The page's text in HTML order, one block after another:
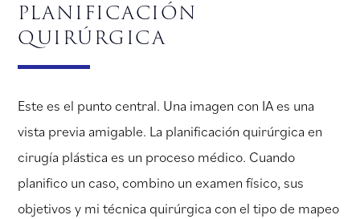
planificación
quirúrgica
Este es el punto central. Una imagen con IA es una
vista previa amigable. La planificación quirúrgica en
cirugía plástica es un proceso médico. Cuando
planifico un caso, combino un examen físico, sus
objetivos y mi técnica quirúrgica con el tipo de mapeo